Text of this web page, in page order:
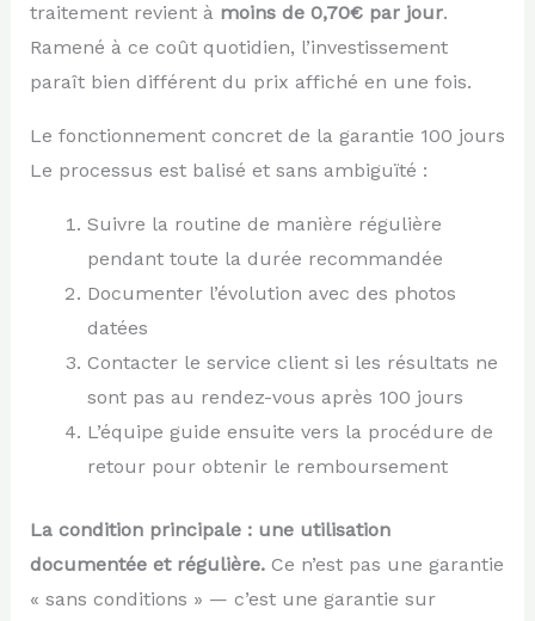
traitement revient à moins de 0,70€ par jour.
Ramené à ce coût quotidien, l’investissement
paraît bien différent du prix affiché en une fois.
Le fonctionnement concret de la garantie 100 jours
Le processus est balisé et sans ambiguïté :
Suivre la routine de manière régulière
pendant toute la durée recommandée
Documenter l’évolution avec des photos
datées
Contacter le service client si les résultats ne
sont pas au rendez-vous après 100 jours
L’équipe guide ensuite vers la procédure de
retour pour obtenir le remboursement
La condition principale : une utilisation
documentée et régulière.Ce n’est pas une garantie
« sans conditions » — c’est une garantie sur